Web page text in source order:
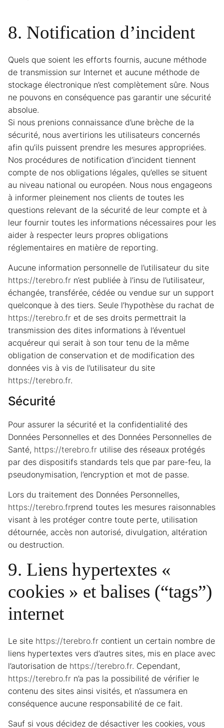
8. Notification d’incident
Quels que soient les efforts fournis, aucune méthode
de transmission sur Internet et aucune méthode de
stockage électronique n’est complètement sûre. Nous
ne pouvons en conséquence pas garantir une sécurité
absolue.
Si nous prenions connaissance d’une brèche de la
sécurité, nous avertirions les utilisateurs concernés
afin qu’ils puissent prendre les mesures appropriées.
Nos procédures de notification d’incident tiennent
compte de nos obligations légales, qu’elles se situent
au niveau national ou européen. Nous nous engageons
à informer pleinement nos clients de toutes les
questions relevant de la sécurité de leur compte et à
leur fournir toutes les informations nécessaires pour les
aider à respecter leurs propres obligations
réglementaires en matière de reporting.
Aucune information personnelle de l’utilisateur du site
https://terebro.fr n’est publiée à l’insu de l’utilisateur,
échangée, transférée, cédée ou vendue sur un support
quelconque à des tiers. Seule l’hypothèse du rachat de
https://terebro.fr et de ses droits permettrait la
transmission des dites informations à l’éventuel
acquéreur qui serait à son tour tenu de la même
obligation de conservation et de modification des
données vis à vis de l’utilisateur du site
https://terebro.fr.
Sécurité
Pour assurer la sécurité et la confidentialité des
Données Personnelles et des Données Personnelles de
Santé, https://terebro.fr utilise des réseaux protégés
par des dispositifs standards tels que par pare-feu, la
pseudonymisation, l’encryption et mot de passe.
Lors du traitement des Données Personnelles,
https://terebro.frprend toutes les mesures raisonnables
visant à les protéger contre toute perte, utilisation
détournée, accès non autorisé, divulgation, altération
ou destruction.
9. Liens hypertextes «
cookies » et balises (“tags”)
internet
Le site https://terebro.fr contient un certain nombre de
liens hypertextes vers d’autres sites, mis en place avec
l’autorisation de https://terebro.fr. Cependant,
https://terebro.fr n’a pas la possibilité de vérifier le
contenu des sites ainsi visités, et n’assumera en
conséquence aucune responsabilité de ce fait.
Sauf si vous décidez de désactiver les cookies, vous